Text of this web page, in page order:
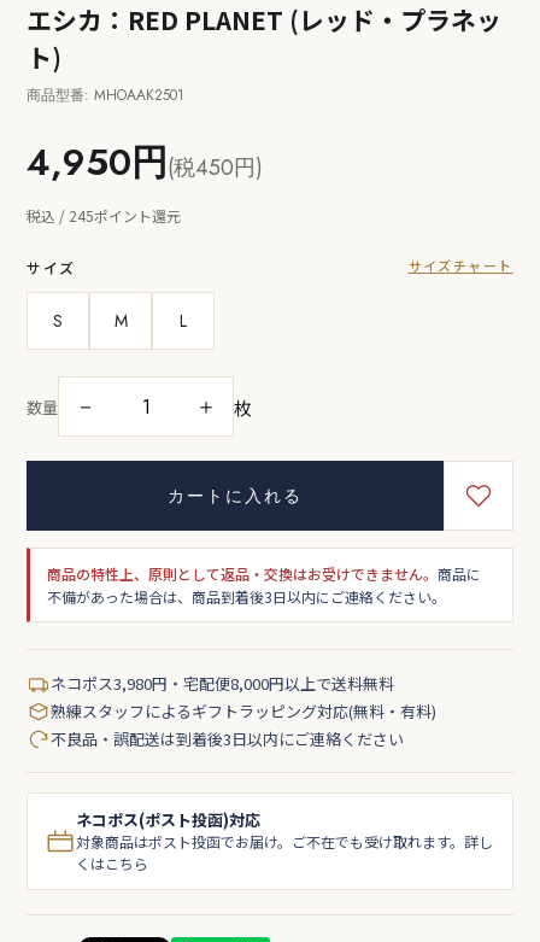
エシカ：RED PLANET (レッド・プラネッ
ト)
商品型番: MHOAAK2501
4,950円(税450円)
税込 / 245ポイント還元
サイズ サイズチャート
S M L
数量 － ＋ 枚
カートに入れる
商品の特性上、原則として返品・交換はお受けできません。商品に
不備があった場合は、商品到着後3日以内にご連絡ください。
ネコポス3,980円・宅配便8,000円以上で送料無料
熟練スタッフによるギフトラッピング対応(無料・有料)
不良品・誤配送は到着後3日以内にご連絡ください
ネコポス(ポスト投函)対応
対象商品はポスト投函でお届け。ご不在でも受け取れます。詳し
くはこちら